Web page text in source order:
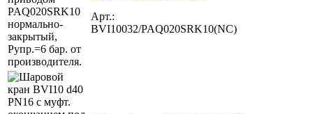
Арт.:
BVI10032/PAQ020SRK10(NC)